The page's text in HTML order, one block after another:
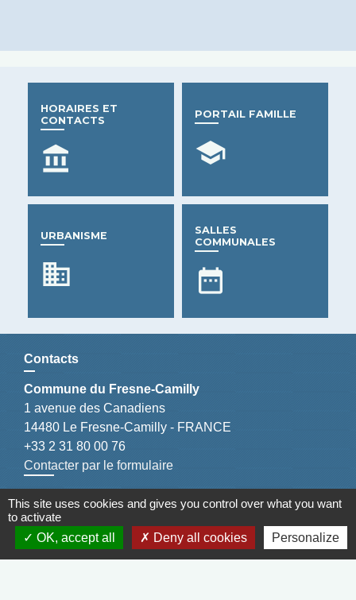
HORAIRES ET
CONTACTS
account_balance
PORTAIL FAMILLE
school
URBANISME
business
SALLES
COMMUNALES
date_range
Contacts
Commune du Fresne-Camilly
1 avenue des Canadiens
14480 Le Fresne-Camilly - FRANCE
+33 2 31 80 00 76
Contacter par le formulaire
Pendant les vacances d'été
La Mairie sera ouverte aux dates suivantes :
- 7 juillet de 16h30 à 19h
- 17 et 31 juillet de 15h30 à 19h
This site uses cookies and gives you control over what you want
to activate
OK, accept all
Deny all cookies Personalize